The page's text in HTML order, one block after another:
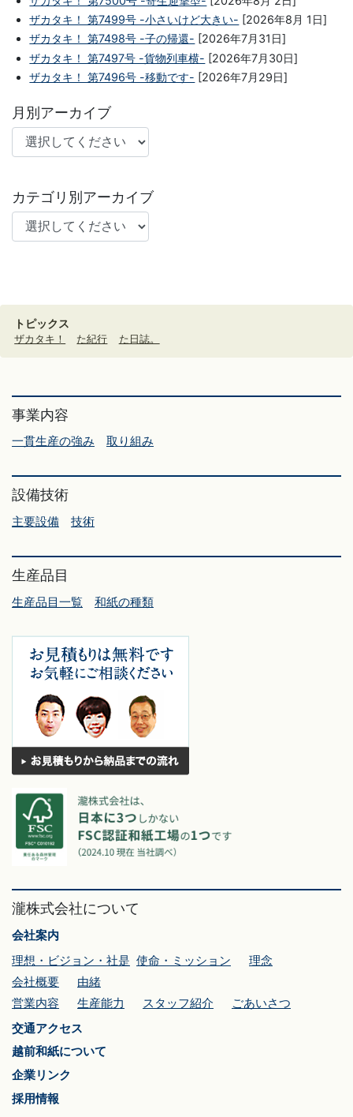
ザカタキ！ 第7499号 -小さいけど大きい- [2026年8月 1日]
ザカタキ！ 第7498号 -子の帰還- [2026年7月31日]
ザカタキ！ 第7497号 -貨物列車横- [2026年7月30日]
ザカタキ！ 第7496号 -移動です- [2026年7月29日]
月別アーカイブ
カテゴリ別アーカイブ
トピックス
ザカタキ！ た紀行 た日誌。
事業内容
一貫生産の強み 取り組み
設備技術
主要設備 技術
生産品目
生産品目一覧 和紙の種類
瀧株式会社について
会社案内
理想・ビジョン・社是 使命・ミッション
理念
会社概要
由緒
営業内容
生産能力 スタッフ紹介
ごあいさつ
交通アクセス
越前和紙について
企業リンク
採用情報